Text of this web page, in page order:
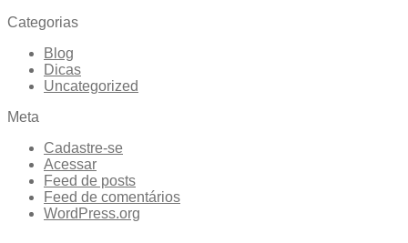
Categorias
Blog
Dicas
Uncategorized
Meta
Cadastre-se
Acessar
Feed de posts
Feed de comentários
WordPress.org